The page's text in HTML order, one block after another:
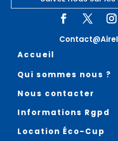
Accueil
Qui sommes nous ?
Nous contacter
Informations Rgpd
Location Éco-Cup